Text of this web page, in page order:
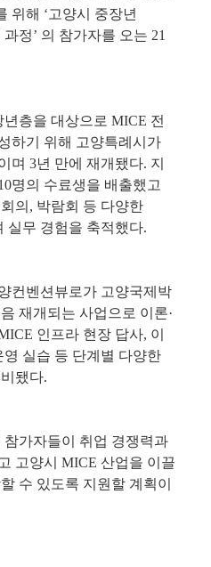
위해 ‘
과정’ 의 참가자를 오는 21
층을 대상으로 MICE 전
하기 위해 고양특례시가
며 3년 만에 재개됐다. 지
명의 수료생을 배출했고
의 ,
실무 경험을 축적했다.
컨벤션뷰로가 고양국제박
재개되는 사업으로 이론·
인프라 현장 답사, 이
영 실습 등 단계별 다양한
됐다.
가자들이 취업 경쟁력과
고양시 MICE 산업을 이끌
수 있도록 지원할 계획이